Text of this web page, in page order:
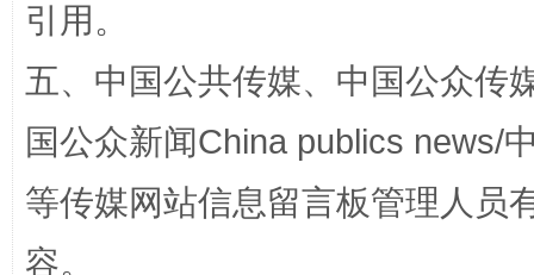
引用。
五、中国公共传媒、中国公众传
国公众新闻China publics news/
等传媒网站信息留言板管理人员
容。